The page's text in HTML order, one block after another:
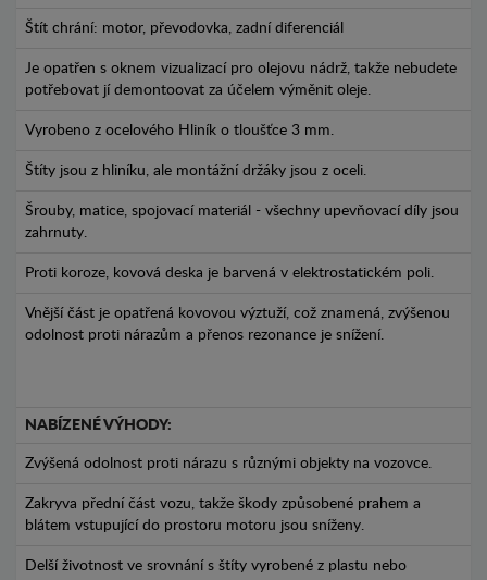
Štít chrání: motor, převodovka, zadní diferenciál
Je opatřen s oknem vizualizací pro olejovu nádrž, takže nebudete
potřebovat jí demontoovat za účelem výměnit oleje.
Vyrobeno z ocelového Hliník o tloušťce 3 mm.
Štíty jsou z hliníku, ale montážní držáky jsou z oceli.
Šrouby, matice, spojovací materiál - všechny upevňovací díly jsou
zahrnuty.
Proti koroze, kovová deska je barvená v elektrostatickém poli.
Vnější část je opatřená kovovou výztuží, což znamená, zvýšenou
odolnost proti nárazům a přenos rezonance je snížení.
NABÍZENÉ VÝHODY:
Zvýšená odolnost proti nárazu s různými objekty na vozovce.
Zakryva přední část vozu, takže škody způsobené prahem a
blátem vstupující do prostoru motoru jsou sníženy.
Delší životnost ve srovnání s štíty vyrobené z plastu nebo